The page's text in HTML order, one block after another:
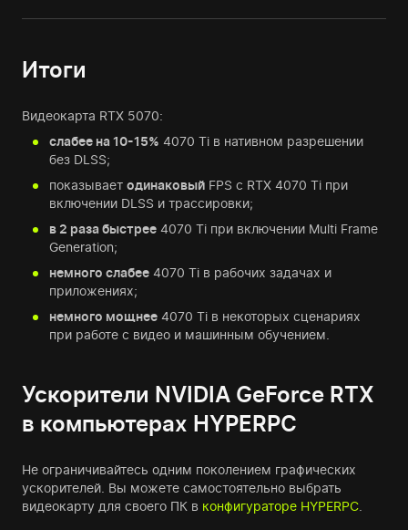
Итоги
Видеокарта RTX 5070:
слабее на 10-15% 4070 Ti в нативном разрешении
без DLSS;
показывает одинаковый FPS с RTX 4070 Ti при
включении DLSS и трассировки;
в 2 раза быстрее 4070 Ti при включении Multi Frame
Generation;
немного слабее 4070 Ti в рабочих задачах и
приложениях;
немного мощнее 4070 Ti в некоторых сценариях
при работе с видео и машинным обучением.
Ускорители NVIDIA GeForce RTX
в компьютерах HYPERPC
Не ограничивайтесь одним поколением графических
ускорителей. Вы можете самостоятельно выбрать
видеокарту для своего ПК в конфигураторе HYPERPC